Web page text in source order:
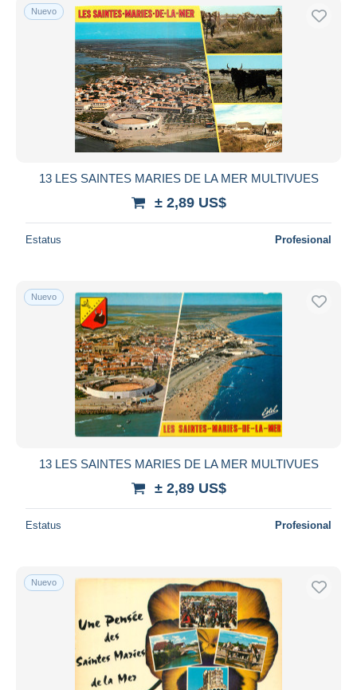
Nuevo
13 LES SAINTES MARIES DE LA MER MULTIVUES
± 2,89 US$
Estatus Profesional
Nuevo
13 LES SAINTES MARIES DE LA MER MULTIVUES
± 2,89 US$
Estatus Profesional
Nuevo